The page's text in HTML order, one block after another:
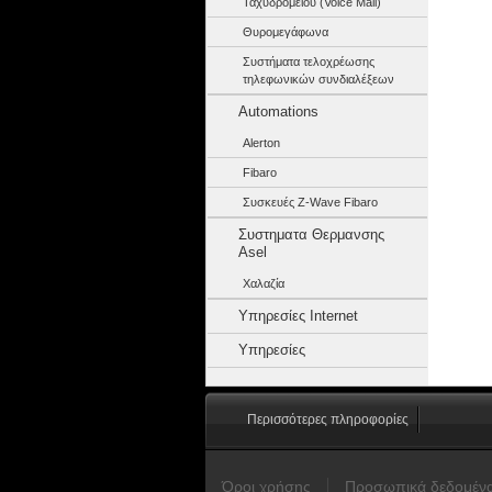
Θυρομεγάφωνα
Συστήματα τελοχρέωσης
τηλεφωνικών συνδιαλέξεων
Automations
Alerton
Fibaro
Συσκευές Z-Wave Fibaro
Συστηματα Θερμανσης
Asel
Χαλαζία
Υπηρεσίες Internet
Υπηρεσίες
Περισσότερες πληροφορίες
Όροι χρήσης Προσωπικά